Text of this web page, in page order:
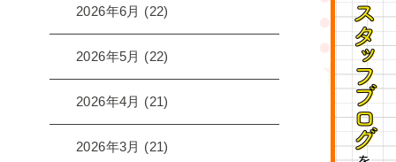
2026年6月 (22)
2026年5月 (22)
2026年4月 (21)
2026年3月 (21)